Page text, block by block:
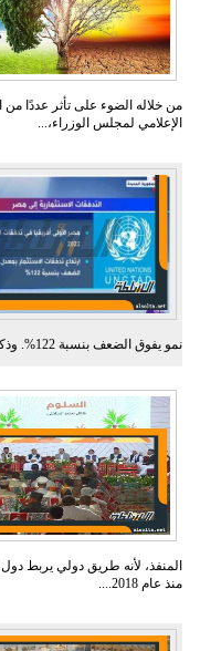
من خلاله الضوء على تأثر عددًا
الإعلامي لمجلس الوزراء،...
نمو يفوق الضعف بنسبة 122%. وذكر...
المنفذ، لأنه طريق دولي يربط
منذ عام 2018....